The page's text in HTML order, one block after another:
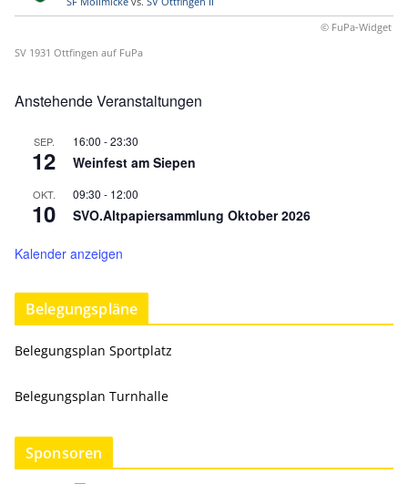
© FuPa-Widget
SV 1931 Ottfingen auf FuPa
Anstehende Veranstaltungen
SEP.
12
16:00 -23:30
Weinfest am Siepen
OKT.
10
09:30 - 12:00
SVO.Altpapiersammlung Oktober 2026
Kalender anzeigen
Belegungspläne
Belegungsplan Sportplatz
Belegungsplan Turnhalle
Sponsoren